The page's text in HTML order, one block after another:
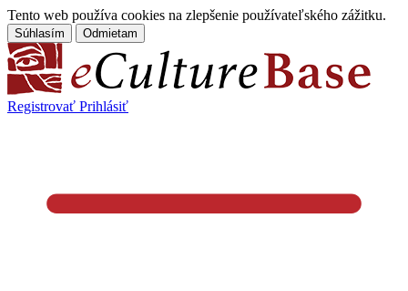
Tento web používa cookies na zlepšenie používateľského zážitku.
Súhlasím Odmietam
Registrovať Prihlásiť